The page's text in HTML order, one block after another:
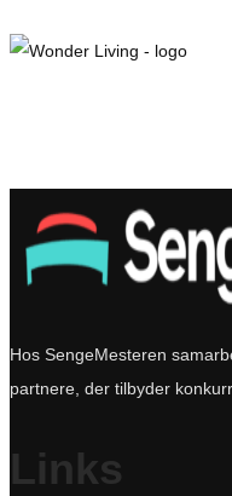
Hos SengeMesteren
partnere, der tilbyder
Links